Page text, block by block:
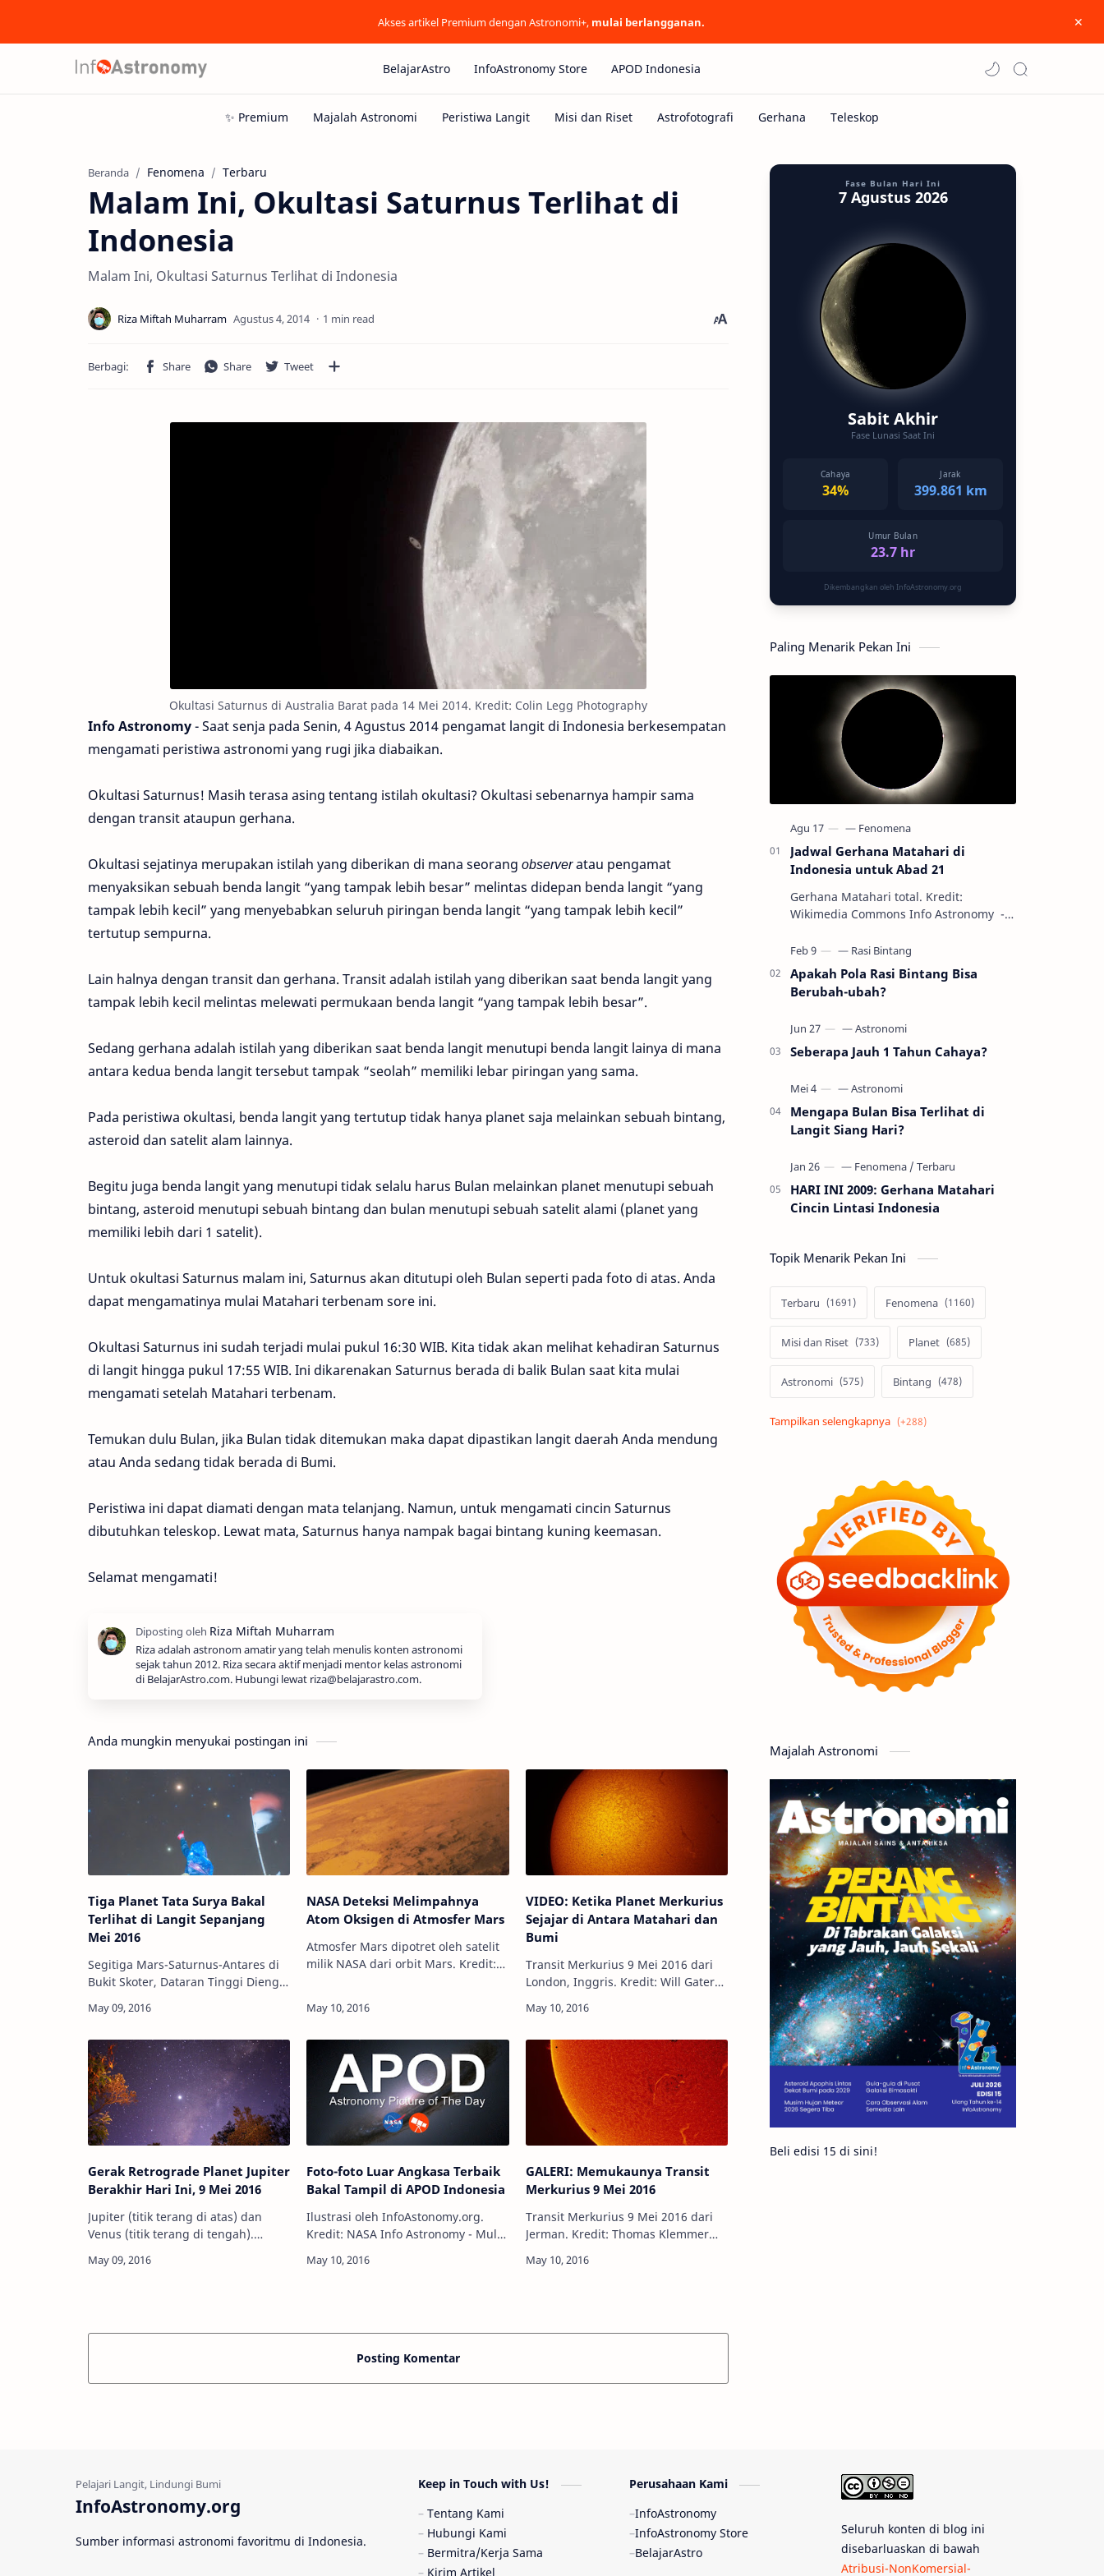
Akses artikel Premium dengan Astronomi+, mulai berlangganan.
BelajarAstro InfoAstronomy Store APOD Indonesia
Beranda Fenomena Terbaru
Malam Ini, Okultasi Saturnus Terlihat di
Indonesia
Malam Ini, Okultasi Saturnus Terlihat di Indonesia
1 min read
Okultasi Saturnus di Australia Barat pada 14 Mei 2014. Kredit: Colin Legg Photography
Info Astronomy- Saat senja pada Senin, 4 Agustus 2014 pengamat langit di Indonesia berkesempatan
mengamati peristiwa astronomi yang rugi jika diabaikan.
Okultasi Saturnus! Masih terasa asing tentang istilah okultasi? Okultasi sebenarnya hampir sama
dengan transit ataupun gerhana.
Okultasi sejatinya merupakan istilah yang diberikan di mana seorang observeratau pengamat
menyaksikan sebuah benda langit “yang tampak lebih besar” melintas didepan benda langit “yang
tampak lebih kecil” yang menyebabkan seluruh piringan benda langit “yang tampak lebih kecil”
tertutup sempurna.
Lain halnya dengan transit dan gerhana. Transit adalah istilah yang diberikan saat benda langit yang
tampak lebih kecil melintas melewati permukaan benda langit “yang tampak lebih besar”.
Sedang gerhana adalah istilah yang diberikan saat benda langit menutupi benda langit lainya di mana
antara kedua benda langit tersebut tampak “seolah” memiliki lebar piringan yang sama.
Pada peristiwa okultasi, benda langit yang tertutup tidak hanya planet saja melainkan sebuah bintang,
asteroid dan satelit alam lainnya.
Begitu juga benda langit yang menutupi tidak selalu harus Bulan melainkan planet menutupi sebuah
bintang, asteroid menutupi sebuah bintang dan bulan menutupi sebuah satelit alami (planet yang
memiliki lebih dari 1 satelit).
Untuk okultasi Saturnus malam ini, Saturnus akan ditutupi oleh Bulan seperti pada foto di atas. Anda
dapat mengamatinya mulai Matahari terbenam sore ini.
Okultasi Saturnus ini sudah terjadi mulai pukul 16:30 WIB. Kita tidak akan melihat kehadiran Saturnus
di langit hingga pukul 17:55 WIB. Ini dikarenakan Saturnus berada di balik Bulan saat kita mulai
mengamati setelah Matahari terbenam.
Temukan dulu Bulan, jika Bulan tidak ditemukan maka dapat dipastikan langit daerah Anda mendung
atau Anda sedang tidak berada di Bumi.
Peristiwa ini dapat diamati dengan mata telanjang. Namun, untuk mengamati cincin Saturnus
dibutuhkan teleskop. Lewat mata, Saturnus hanya nampak bagai bintang kuning keemasan.
Selamat mengamati!
Riza adalah astronom amatir yang telah menulis konten astronomi
sejak tahun 2012. Riza secara aktif menjadi mentor kelas astronomi
di BelajarAstro.com. Hubungi lewat riza@belajarastro.com.
Anda mungkin menyukai postingan ini
Tiga Planet Tata Surya Bakal
Terlihat di Langit Sepanjang
Mei 2016
Segitiga Mars-Saturnus-Antares di
Bukit Skoter, Dataran Tinggi Dieng,
Marthadinata Info Astronomy -
rasa keserua…
NASA Deteksi Melimpahnya
Atom Oksigen di Atmosfer Mars
Atmosfer Mars dipotret oleh satelit
milik NASA dari orbit Mars. Kredit:
Bumi merupakan satu-satunya pl…
VIDEO: Ketika Planet Merkurius
Sejajar di Antara Matahari dan
Bumi
Transit Merkurius 9 Mei 2016 dari
London, Inggris. Kredit: Will Gater
Merkurius telah melakukan transit
ya…
Gerak Retrograde Planet Jupiter
Berakhir Hari Ini, 9 Mei 2016
Jupiter (titik terang di atas) dan
Venus (titik terang di tengah).
Astronomy - Malam ini, planet
Foto-foto Luar Angkasa Terbaik
Bakal Tampil di APOD Indonesia
Ilustrasi oleh InfoAstonomy.org.
Kredit: NASA Info Astronomy - Mulai
InfoAstronomy.org akan
GALERI: Memukaunya Transit
Merkurius 9 Mei 2016
Transit Merkurius 9 Mei 2016 dari
Jerman. Kredit: Thomas Klemmer
langka bernama Transit Merkurius
Posting Komentar
Fase Bulan Hari Ini
7 Agustus 2026
Sabit Akhir
Fase Lunasi Saat Ini
Cahaya
34%
Jarak
399.861 km
Umur Bulan
23.7 hr
Dikembangkan oleh InfoAstronomy.org
Paling Menarik Pekan Ini
Jadwal Gerhana Matahari di
Indonesia untuk Abad 21
Gerhana Matahari total. Kredit:
Wikimedia Commons Info Astronomy -
gerhana Matahari akan terjadi sebanyak
22…
Apakah Pola Rasi Bintang Bisa
Berubah-ubah?
Seberapa Jauh 1 Tahun Cahaya?
Mengapa Bulan Bisa Terlihat di
Langit Siang Hari?
HARI INI 2009: Gerhana Matahari
Cincin Lintasi Indonesia
Topik Menarik Pekan Ini
Terbaru Fenomena
Misi dan Riset Planet
Astronomi Bintang
Alam semesta Galaksi
Tata Surya
Hype Astronot
Asteroid Observasi
Premium Komet
Penelitian
Satelit
Aurora Supernova
Nebula Sponsored
Matahari Featured
Mars Planet Katai
GMT 2016 History
Hoax Bima Sakti
Meteor Gerhana
Komet ISON Jupiter
Planet Kerdil Bumi
Pengetahuan Berita
Galaksi Kerdil
Gambar Harian Titan
Bintang Neutron Hubble
Majalah Astronomi
Beli edisi 15 di sini!
InfoAstronomy.org
Sumber informasi astronomi favoritmu di Indonesia.
Keep in Touch with Us!
Tentang Kami
Hubungi Kami
Bermitra/Kerja Sama
Kirim Artikel
Perusahaan Kami
InfoAstronomy
InfoAstronomy Store
BelajarAstro
Seluruh konten di blog ini
disebarluaskan di bawah
Atribusi-NonKomersial-